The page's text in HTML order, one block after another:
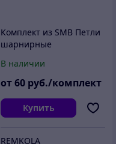
Комплект из SMB Петли
шарнирные
В наличии
от60 руб./комплект
Купить
REMKOLA